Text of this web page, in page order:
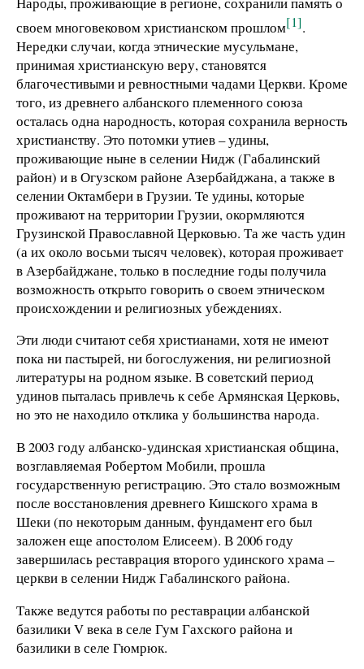
своем многовековом христианском прошлом[1].
Нередки случаи, когда этнические мусульмане,
принимая христианскую веру, становятся
благочестивыми и ревностными чадами Церкви. Кроме
того, из древнего албанского племенного союза
осталась одна народность, которая сохранила верность
христианству. Это потомки утиев – удины,
проживающие ныне в селении Нидж (Габалинский
район) и в Огузском районе Азербайджана, а также в
селении Октамбери в Грузии. Те удины, которые
проживают на территории Грузии, окормляются
Грузинской Православной Церковью. Та же часть удин
(а их около восьми тысяч человек), которая проживает
в Азербайджане, только в последние годы получила
возможность открыто говорить о своем этническом
происхождении и религиозных убеждениях.
Эти люди считают себя христианами, хотя не имеют
пока ни пастырей, ни богослужения, ни религиозной
литературы на родном языке. В советский период
удинов пыталась привлечь к себе Армянская Церковь,
но это не находило отклика у большинства народа.
В 2003 году албанско-удинская христианская община,
возглавляемая Робертом Мобили, прошла
государственную регистрацию. Это стало возможным
после восстановления древнего Кишского храма в
Шеки (по некоторым данным, фундамент его был
заложен еще апостолом Елисеем). В 2006 году
завершилась реставрация второго удинского храма –
церкви в селении Нидж Габалинского района.
Также ведутся работы по реставрации албанской
базилики V века в селе Гум Гахского района и
базилики в селе Гюмрюк.